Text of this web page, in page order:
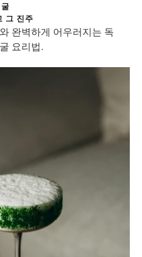
굴
그 진주
완벽하게 어우러지는 독
요리법.